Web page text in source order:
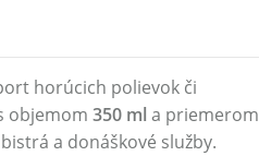
horúcich polievok či
objemom 350 ml a priemerom
a donáškové služby.